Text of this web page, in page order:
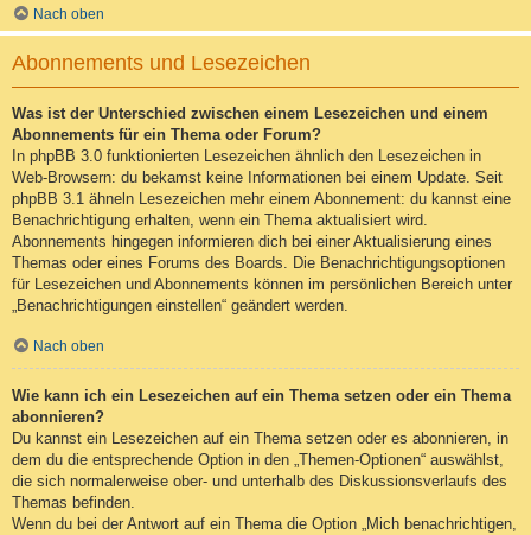
Nach oben
Abonnements und Lesezeichen
Was ist der Unterschied zwischen einem Lesezeichen und einem
Abonnements für ein Thema oder Forum?
In phpBB 3.0 funktionierten Lesezeichen ähnlich den Lesezeichen in
Web-Browsern: du bekamst keine Informationen bei einem Update. Seit
phpBB 3.1 ähneln Lesezeichen mehr einem Abonnement: du kannst eine
Benachrichtigung erhalten, wenn ein Thema aktualisiert wird.
Abonnements hingegen informieren dich bei einer Aktualisierung eines
Themas oder eines Forums des Boards. Die Benachrichtigungsoptionen
für Lesezeichen und Abonnements können im persönlichen Bereich unter
„Benachrichtigungen einstellen“ geändert werden.
Nach oben
Wie kann ich ein Lesezeichen auf ein Thema setzen oder ein Thema
abonnieren?
Du kannst ein Lesezeichen auf ein Thema setzen oder es abonnieren, in
dem du die entsprechende Option in den „Themen-Optionen“ auswählst,
die sich normalerweise ober- und unterhalb des Diskussionsverlaufs des
Themas befinden.
Wenn du bei der Antwort auf ein Thema die Option „Mich benachrichtigen,